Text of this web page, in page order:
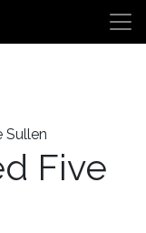
Sullen
Five